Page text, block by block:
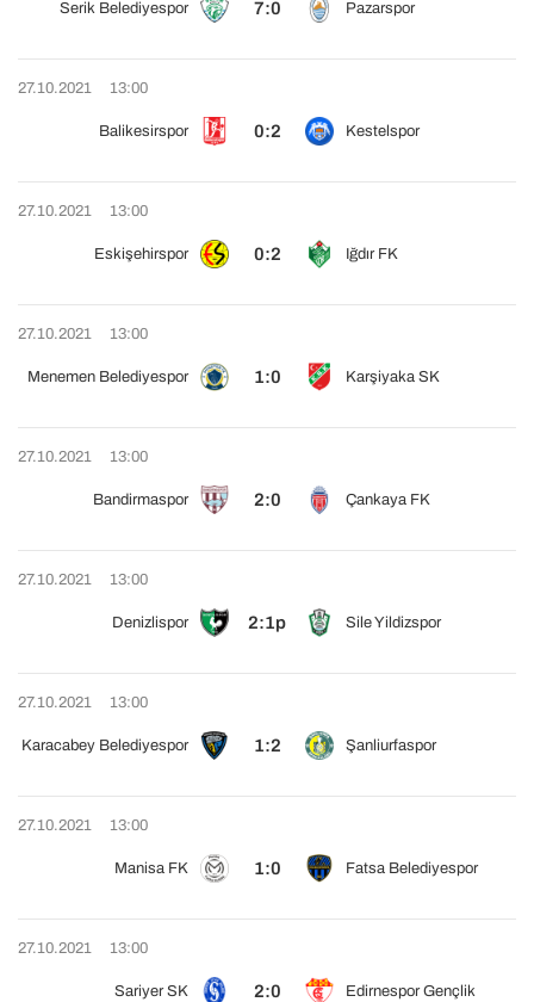
Serik Belediyespor 7:0 Pazarspor
27.10.2021 13:00
Balikesirspor 0:2 Kestelspor
27.10.2021 13:00
Eskişehirspor 0:2 Iğdır FK
27.10.2021 13:00
Menemen Belediyespor 1:0 Karşiyaka SK
27.10.2021 13:00
Bandirmaspor 2:0 Çankaya FK
27.10.2021 13:00
Denizlispor 2:1p Sile Yildizspor
27.10.2021 13:00
Karacabey Belediyespor 1:2 Şanliurfaspor
27.10.2021 13:00
Manisa FK 1:0 Fatsa Belediyespor
27.10.2021 13:00
Sariyer SK 2:0 Edirnespor Gençlik